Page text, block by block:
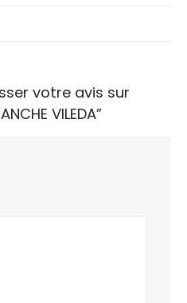
votre avis sur
VILEDA”